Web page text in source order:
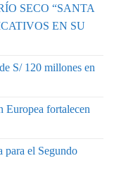
SECO “SANTA
EN SU
S/ 120 millones en
fortalecen
para el Segundo